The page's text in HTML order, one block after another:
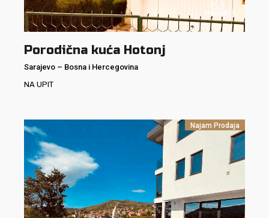
Porodična kuća Hotonj
Sarajevo – Bosna i Hercegovina
NA UPIT
Najam Prodaja